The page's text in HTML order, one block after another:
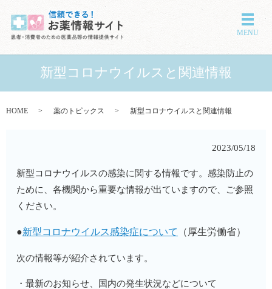
メニ
MENU
新型コロナウイルスと関連情報
HOME 薬のトピックス 新型コロナウイルスと関連情報
2023/05/18
新型コロナウイルスの感染に関する情報です。感染防止の
ために、各機関から重要な情報が出ていますので、ご参照
ください。
●新型コロナウイルス感染症について （厚生労働省）
次の情報等が紹介されています。
・最新のお知らせ、国内の発生状況などについて